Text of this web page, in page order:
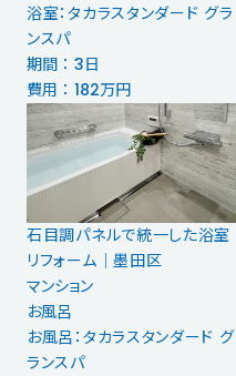
浴室：タカラスタンダード グラ
ンスパ
期間 ： 3日
費用 ： 182万円
石目調パネルで統一した浴室
リフォーム｜墨田区
マンション
お風呂
お風呂：タカラスタンダード グ
ランスパ